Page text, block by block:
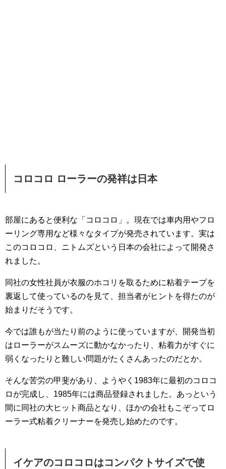
コロコロ ローラーの発祥は日本
部屋にあると便利な「コロコロ」。現在では車内用やフロ
ーリング専用など様々なタイプが発売されています。実は
このコロコロ、ニトムズという日本の会社によって開発さ
れました。
同社の女性社員が衣服のホコリを取るために粘着テープを
裏返して使っているのを見て、担当者がヒントを得たのが
始まりだそうです。
今では誰もが当たり前のように使っていますが、開発当初
はローラーがスムーズに動かなかったり、粘着力がすぐに
弱くなったりと難しい問題がたくさんあったのだとか。
そんな苦労の甲斐があり、ようやく1983年に最初のコロコ
ロが完成し、1985年には商品登録されました。あっという
間に同社の大ヒット商品となり、ほかの会社もこぞってロ
ーラー式粘着クリーナーを発売し始めたのです。
イケアのコロコロはコンパクトサイズで使